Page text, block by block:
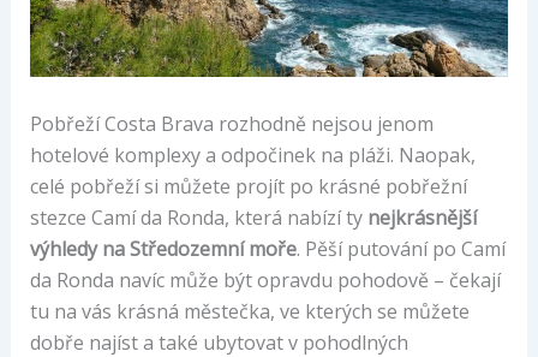
Pobřeží Costa Brava rozhodně nejsou jenom
hotelové komplexy a odpočinek na pláži. Naopak,
celé pobřeží si můžete projít po krásné pobřežní
stezce Camí da Ronda, která nabízí ty nejkrásnější
výhledy na Středozemní moře. Pěší putování po Camí
da Ronda navíc může být opravdu pohodově – čekají
tu na vás krásná městečka, ve kterých se můžete
dobře najíst a také ubytovat v pohodlných